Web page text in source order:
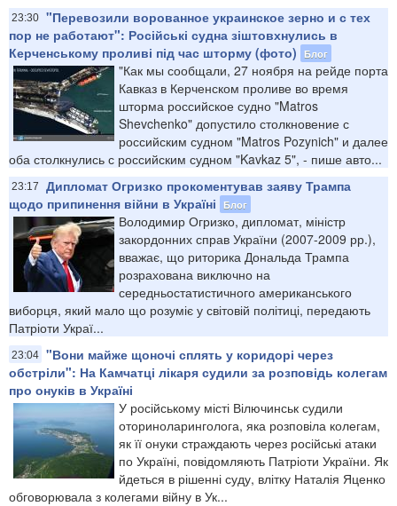
23:30 "Перевозили ворованное украинское зерно и с тех
пор не работают": Російські судна зіштовхнулись в
Керченському проливі під час шторму (фото)
Блог
"Как мы сообщали, 27 ноября на рейде порта
Кавказ в Керченском проливе во время
шторма российское судно "Matros
Shevchenko" допустило столкновение с
российским судном "Matros Pozynich" и далее
оба столкнулись с российским судном "Kavkaz 5", - пише авто...
23:17
Дипломат Огризко прокоментував заяву Трампа
щодо припинення війни в Україні
Блог
Володимир Огризко, дипломат, міністр
закордонних справ України (2007-2009 рр.),
вважає, що риторика Дональда Трампа
розрахована виключно на
середньостатистичного американського
виборця, який мало що розуміє у світовій політиці, передають
Патріоти Украї...
23:04 "Вони майже щоночі сплять у коридорі через
обстріли": На Камчатці лікаря судили за розповідь колегам
про онуків в Україні
У російському місті Вілючинськ судили
оториноларинголога, яка розповіла колегам,
як її онуки страждають через російські атаки
по Україні, повідомляють Патріоти України. Як
йдеться в рішенні суду, влітку Наталія Яценко
обговорювала з колегами війну в Ук...